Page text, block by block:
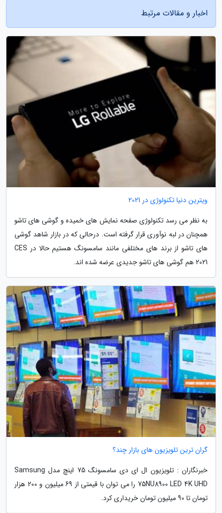
اخبار و مقالات مرتبط
ویترین دنیا تکنولوژی در 2021
به نظر می رسد تکنولوژی صفحه نمایش های خمیده و گوشی های تاشو
همچنان در لبه نوآوری قرار گرفته است. درحالی که در بازار شاهد گوشی
های تاشو از برند های مختلفی مانند سامسونگ هستیم حالا در CES
2021 هم گوشی های تاشو جدیدی عرضه شده اند.
گران ترین تلویزیون های بازار چند؟
خبرنگاران : تلویزیون ال ای دی سامسونگ 75 اینچ مدل Samsung
75NU8900 LED 4K UHD را می توان با قیمتی از 69 میلیون و 200 هزار
تومان تا 90 میلیون تومان خریداری کرد.